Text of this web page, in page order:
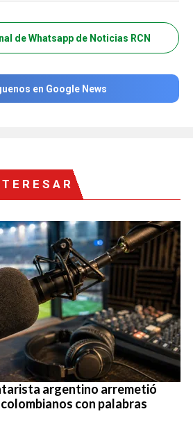
de Whatsapp de Noticias RCN
en Google News
argentino arremetió
con palabras